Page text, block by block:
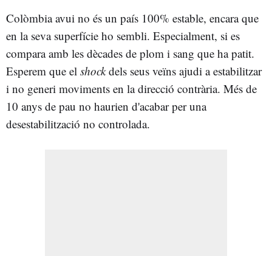
Colòmbia avui no és un país 100% estable, encara que
en la seva superfície ho sembli. Especialment, si es
compara amb les dècades de plom i sang que ha patit.
Esperem que el shockdels seus veïns ajudi a estabilitzar
i no generi moviments en la direcció contrària. Més de
10 anys de pau no haurien d'acabar per una
desestabilització no controlada.